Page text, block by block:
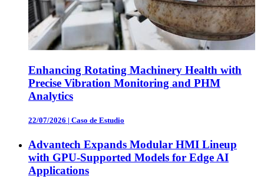
Enhancing Rotating Machinery Health with
Precise Vibration Monitoring and PHM
Analytics
22/07/2026 | Caso de Estudio
Advantech Expands Modular HMI Lineup
with GPU-Supported Models for Edge AI
Applications